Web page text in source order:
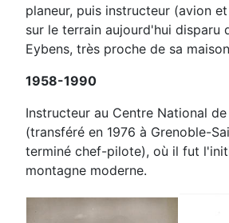
planeur, puis instructeur (avion
sur le terrain aujourd'hui disparu
Eybens, très proche de sa
1958-1990
Instructeur au Centre National
(transféré en 1976 à Grenoble-
terminé chef-pilote), où il fut
montagne moderne.